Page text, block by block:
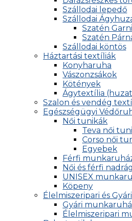
Szállodai lepedő
Szállodai
Szatén
Szatén
Szállodai köntös
Háztartási textíliák
Konyharuha
Vászonzsákok
Kötények
Ágytextília
Szalon és vendég
Egészségügyi
Női tunikák
Teva női
Corso női
Egyebek
Férfi
Női és férfi nadrág
UNISEX
Köpeny
Élelmiszeripari és
Gyári
Élelmiszeripari